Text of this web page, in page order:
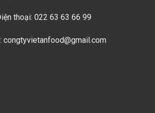
thoại: 022 63 63 66 99
congtyvietanfood@gmail.com